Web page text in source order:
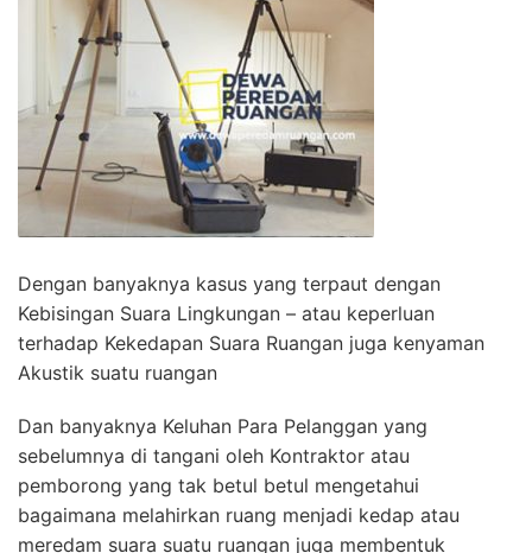
Dengan banyaknya kasus yang terpaut dengan
Kebisingan Suara Lingkungan – atau keperluan
terhadap Kekedapan Suara Ruangan juga kenyaman
Akustik suatu ruangan
Dan banyaknya Keluhan Para Pelanggan yang
sebelumnya di tangani oleh Kontraktor atau
pemborong yang tak betul betul mengetahui
bagaimana melahirkan ruang menjadi kedap atau
meredam suara suatu ruangan juga membentuk